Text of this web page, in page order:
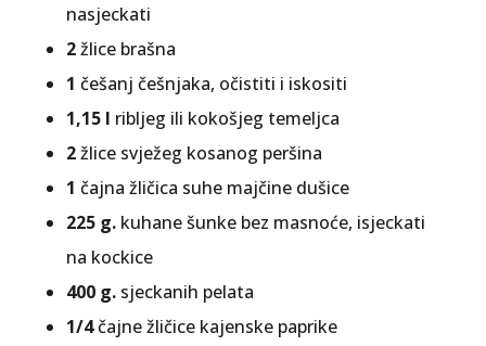
nasjeckati
2žlice brašna
1 češanj češnjaka, očistiti i iskositi
1,15 l ribljeg ili kokošjeg temeljca
2žlice svježeg kosanog peršina
1 čajna žličica suhe majčine dušice
225 g. kuhane šunke bez masnoće, isjeckati
na kockice
400 g.sjeckanih pelata
1/4čajne žličice kajenske paprike